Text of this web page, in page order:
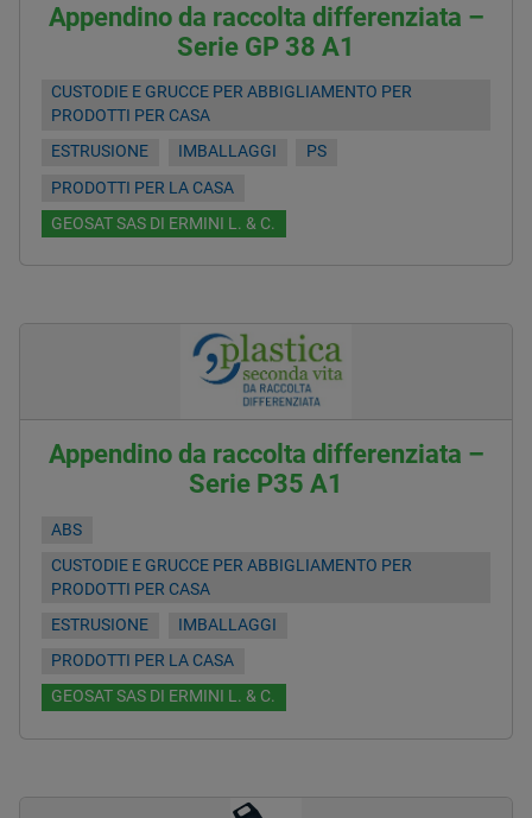
Appendino da raccolta differenziata –
Serie GP 38 A1
CUSTODIE E GRUCCE PER ABBIGLIAMENTO PER
PRODOTTI PER CASA
ESTRUSIONE
IMBALLAGGI
PS
PRODOTTI PER LA CASA
GEOSAT SAS DI ERMINI L. & C.
Appendino da raccolta differenziata –
Serie P35 A1
ABS
CUSTODIE E GRUCCE PER ABBIGLIAMENTO PER
PRODOTTI PER CASA
ESTRUSIONE
IMBALLAGGI
PRODOTTI PER LA CASA
GEOSAT SAS DI ERMINI L. & C.